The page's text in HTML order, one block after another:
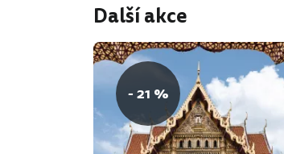
Další akce
- 21 %